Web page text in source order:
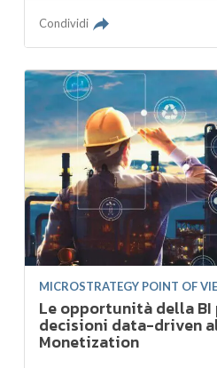
Condividi
MICROSTRATEGY POINT OF
Le opportunità della
decisioni data-driven
Monetization